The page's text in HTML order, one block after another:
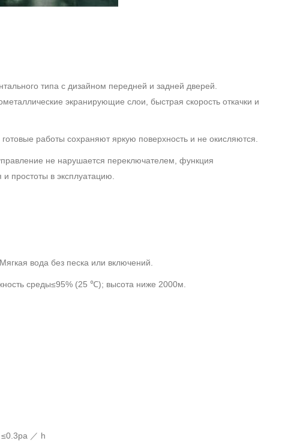
типа с дизайном передней и задней дверей.
экранирующие слои, быстрая скорость откачки и
работы сохраняют яркую поверхность и не окисляются.
не нарушается переключателем, функция
простоты в эксплуатацию.
вода без песка или включений.
среды≤95% (25 ℃); высота ниже 2000м.
／ h